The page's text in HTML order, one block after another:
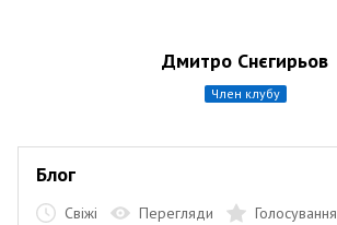
Дмитро Снєгирьов
член клубу
Блог
Свіжі Перегляди Голосування